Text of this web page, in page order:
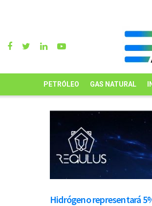
PETRÓLEO GAS NATURAL
Hidrógeno representará